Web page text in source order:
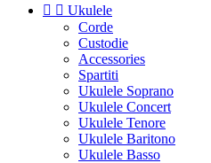
  Ukulele
Corde
Custodie
Accessories
Spartiti
Ukulele Soprano
Ukulele Concert
Ukulele Tenore
Ukulele Baritono
Ukulele Basso